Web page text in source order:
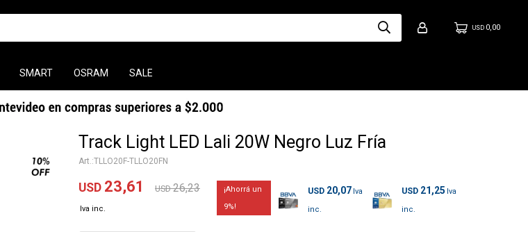
SMART OSRAM SALE
USD 0,00
Track Light LED Lali 20W Negro Luz Fría
TLLO20F-TLLO20FN
USD 23,61 USD 26,23
9
USD 20,07 USD 21,25